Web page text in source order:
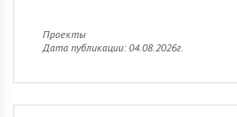
Проекты
Дата публикации: 04.08.2026г.